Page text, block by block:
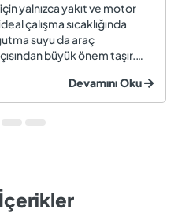
yalnızca yakıt ve motor
çalışma sıcaklığında
suyu da araç
büyük önem taşır.
hararet, korozyon, motor
Devamını Oku